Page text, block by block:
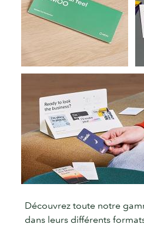
Découvrez toute notre
dans leurs différents